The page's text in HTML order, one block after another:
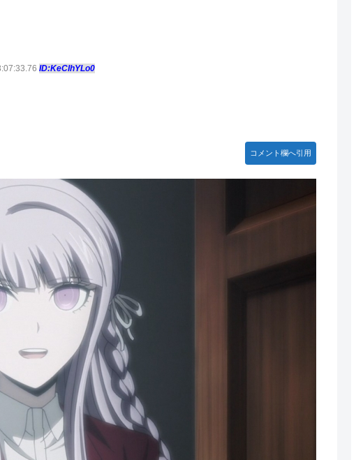
った
！
タ「創刻のファイアホイール」+埋めネタ「ファイアホイールTCG・
ぴのビスチェ」可愛い！そしてメドローアやギガバーストきたー！
いけなかった理由ってガチでなに？とりあえすだせばいいやん
を粉砕
素がある。←「おデジ以外味付けが濃いな…」
覧ください」→「これはすごいわ」「こういうのを見ると日本人は何
である」
ゲームの敵ｗｗｗｗｗ
乃木坂46】
ID:KeCIhYLo0
コメント欄へ引用